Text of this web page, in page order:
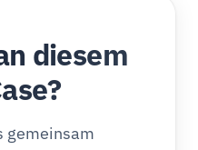
diesem
gemeinsam